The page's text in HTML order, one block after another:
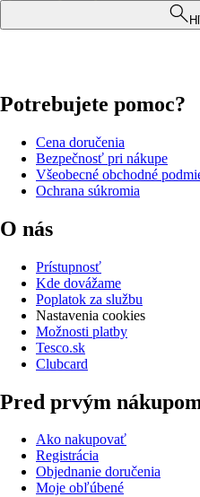
Potrebujete pomoc?
Cena doručenia
Bezpečnosť pri nákupe
Všeobecné obchodné
Ochrana súkromia
O nás
Prístupnosť
Kde dovážame
Poplatok za službu
Nastavenia cookies
Možnosti platby
Tesco.sk
Clubcard
Pred prvým
Ako nakupovať
Registrácia
Objednanie doručenia
Moje obľúbené